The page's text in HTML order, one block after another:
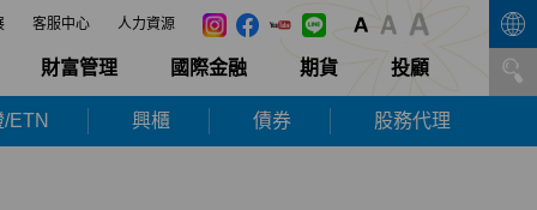
客服中心 人力資源
財富管理 國際金融 期貨 投顧
ETN 興櫃 債券 股務代理